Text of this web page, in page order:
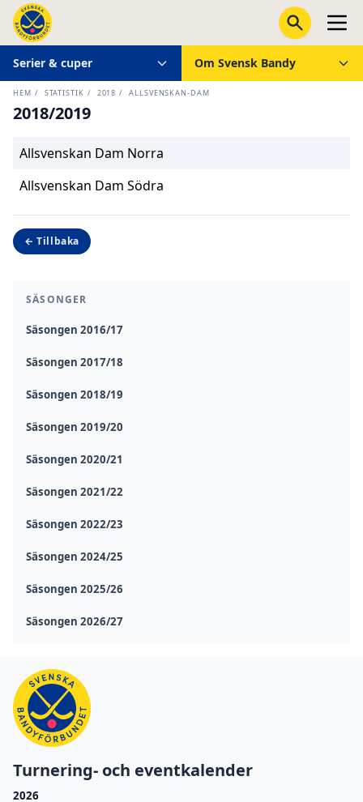
Serier & cuper Om Svensk Bandy
HEM / STATISTIK / 2018 / ALLSVENSKAN-DAM
SÄSONGER
Säsongen 2016/17
Säsongen 2017/18
Säsongen 2018/19
Säsongen 2019/20
Säsongen 2020/21
Säsongen 2021/22
Säsongen 2022/23
Säsongen 2024/25
Säsongen 2025/26
Säsongen 2026/27
2018/2019
Allsvenskan Dam Norra
Allsvenskan Dam Södra
← Tillbaka
Turnering- och eventkalender
2026